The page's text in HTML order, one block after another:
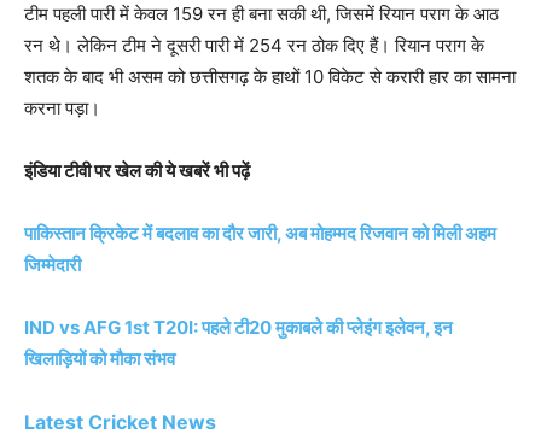
टीम पहली पारी में केवल 159 रन ही बना सकी थी, जिसमें रियान पराग के आठ
रन थे। लेकिन टीम ने दूसरी पारी में 254 रन ठोक दिए हैं। रियान पराग के
शतक के बाद भी असम को छत्तीसगढ़ के हाथों 10 विकेट से करारी हार का सामना
करना पड़ा।
इंडिया टीवी पर खेल की ये खबरें भी पढ़ें
पाकिस्तान क्रिकेट में बदलाव का दौर जारी, अब मोहम्मद रिजवान को मिली अहम
जिम्मेदारी
IND vs AFG 1st T20I: पहले टी20 मुकाबले की प्लेइंग इलेवन, इन
खिलाड़ियों को मौका संभव
Latest Cricket News